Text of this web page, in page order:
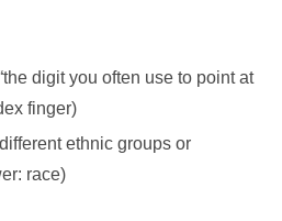
digit you often use to point at
finger)
ethnic groups or
race)